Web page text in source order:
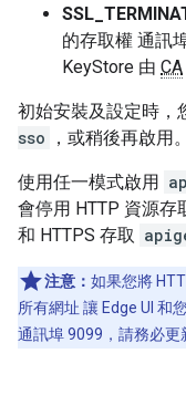
的存取權 通訊
KeyStore 由 CA
初始安裝及設定時，
sso
，或稍後再啟用。
使用任一模式啟用
會停用 HTTP 資源存
和 HTTPS 存取
注意： 如果您將
所有網址 讓 Edge UI 和
通訊埠 9099，請務必更